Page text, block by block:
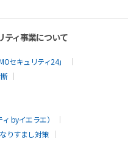
ティ事業について
セキュリティ24」
byイエラエ）
なりすまし対策